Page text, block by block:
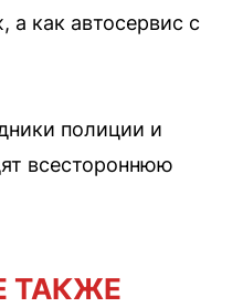
а как автосервис с
полиции и
всестороннюю
ТАКЖЕ